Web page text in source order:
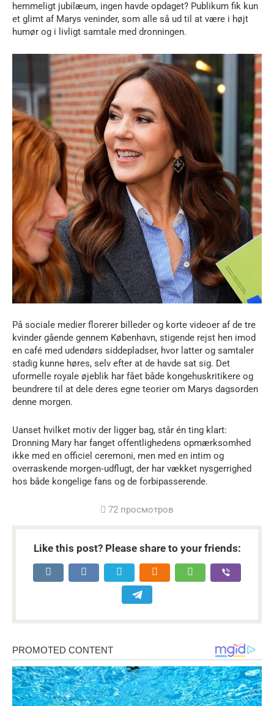
hemmeligt jubilæum, ingen havde opdaget? Publikum fik kun
et glimt af Marys veninder, som alle så ud til at være i højt
humør og i livligt samtale med dronningen.
På sociale medier florerer billeder og korte videoer af de tre
kvinder gående gennem København, stigende rejst hen imod
en café med udendørs siddepladser, hvor latter og samtaler
stadig kunne høres, selv efter at de havde sat sig. Det
uformelle royale øjeblik har fået både kongehuskritikere og
beundrere til at dele deres egne teorier om Marys dagsorden
denne morgen.
Uanset hvilket motiv der ligger bag, står én ting klart:
Dronning Mary har fanget offentlighedens opmærksomhed
ikke med en officiel ceremoni, men med en intim og
overraskende morgen‑udflugt, der har vækket nysgerrighed
hos både kongelige fans og de forbipasserende.
72 просмотров
Like this post? Please share to your friends: